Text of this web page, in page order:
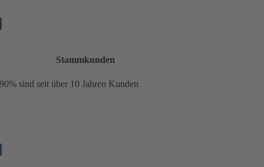
Stammkunden
90%sind seit über 10 Jahren Kunden